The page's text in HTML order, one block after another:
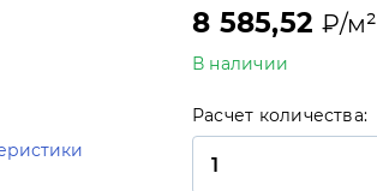
8 585,52₽/м²
В наличии
Расчет количества: